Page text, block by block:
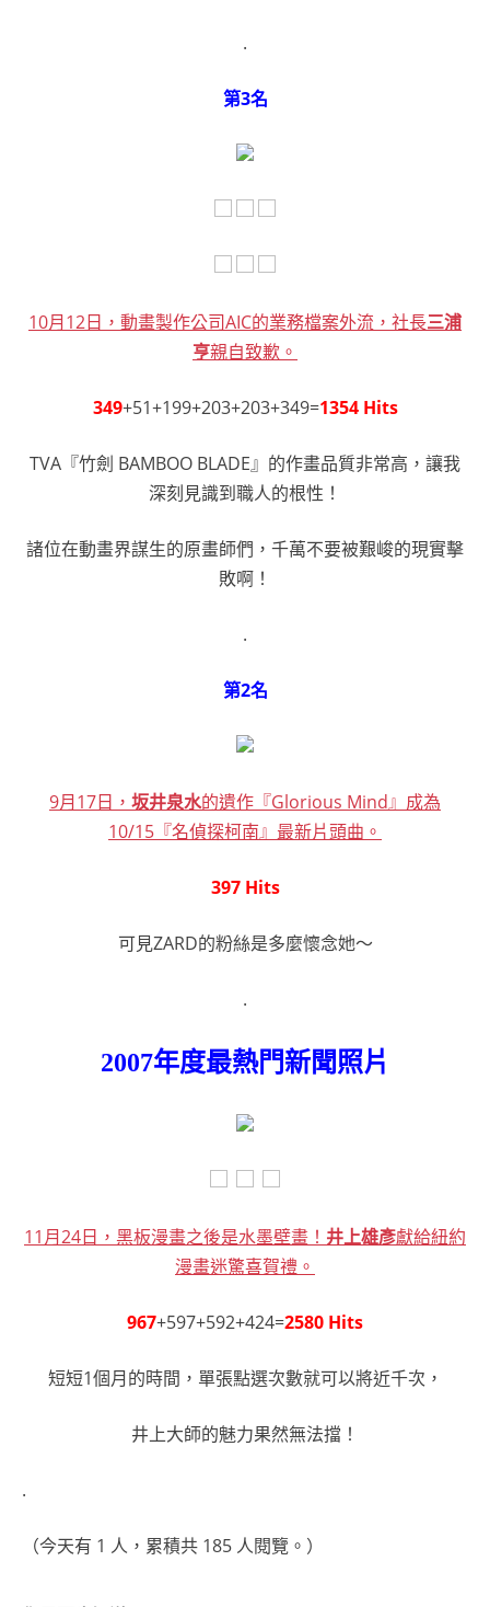
.
第3名
10月12日，動畫製作公司AIC的業務檔案外流，社長三浦
亨親自致歉。
349+51+199+203+203+349=1354 Hits
TVA『竹劍 BAMBOO BLADE』的作畫品質非常高，讓我
深刻見識到職人的根性！
諸位在動畫界謀生的原畫師們，千萬不要被艱峻的現實擊
敗啊！
.
第2名
9月17日， 坂井泉水的遺作『Glorious Mind』成為
10/15『名偵探柯南』最新片頭曲。
397 Hits
可見ZARD的粉絲是多麼懷念她～
.
2007年度最熱門新聞照片
11月24日，黑板漫畫之後是水墨壁畫！ 井上雄彥獻給紐約
漫畫迷驚喜賀禮。
967+597+592+424=2580 Hits
短短1個月的時間，單張點選次數就可以將近千次，
井上大師的魅力果然無法擋！
.
（今天有 1 人，累積共 185 人閱覽。）